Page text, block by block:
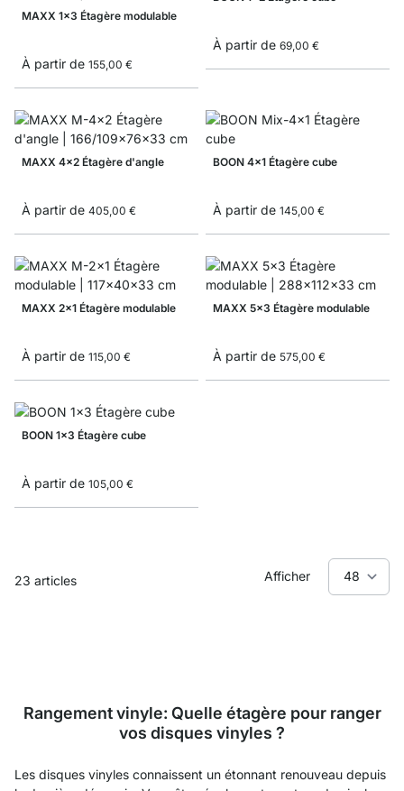
MAXX 1x3 Étagère modulable
À partir de 155,00 €
À partir de 69,00 €
MAXX 4x2 Étagère d'angle
À partir de 405,00 €
BOON 4x1 Étagère cube
À partir de 145,00 €
MAXX 2x1 Étagère modulable
À partir de 115,00 €
MAXX 5x3 Étagère modulable
À partir de 575,00 €
BOON 1x3 Étagère cube
À partir de 105,00 €
23 articles Afficher
Rangement vinyle: Quelle étagère pour ranger
vos disques vinyles ?
Les disques vinyles connaissent un étonnant renouveau depuis